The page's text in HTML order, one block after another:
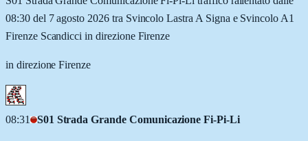
08:30 del 7 agosto 2026 tra Svincolo Lastra A Signa e Svincolo A1
Firenze Scandicci in direzione Firenze
in direzione Firenze
08:31 S01 Strada Grande Comunicazione Fi-Pi-Li